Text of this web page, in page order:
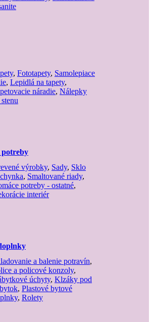
, Fototapety, Samolepiace
, Lepidlá na tapety,
náradie, Nálepky
potreby
výrobky, Sady, Sklo
, Smaltované riady,
potreby - ostatné,
interiér
a balenie potravín,
a policové konzoly,
úchyty, Klzáky pod
, Plastové bytové
, Rolety